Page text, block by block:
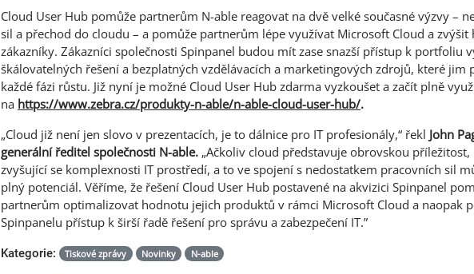
Cloud User Hub pomůže partnerům N-able reagovat na dvě velké současné výzvy –
sil a přechod do cloudu – a pomůže partnerům lépe využívat Microsoft Cloud a
zákazníky. Zákazníci společnosti Spinpanel budou mít zase snazší přístup k portfoliu
škálovatelných řešení a bezplatných vzdělávacích a marketingových zdrojů, které jim
každé fázi růstu. Již nyní je možné Cloud User Hub zdarma vyzkoušet a začít plně
na https://www.zebra.cz/produkty-n-able/n-able-cloud-user-hub/.
„Cloud již není jen slovo v prezentacích, je to dálnice pro IT profesionály,“ řekl John
generální ředitel společnosti N-able. „Ačkoliv cloud představuje obrovskou
zvyšující se komplexnosti IT prostředí, a to ve spojení s nedostatkem pracovních sil
plný potenciál. Věříme, že řešení Cloud User Hub postavené na akvizici Spinpanel
partnerům optimalizovat hodnotu jejich produktů v rámci Microsoft Cloud a naopak
Spinpanelu přístup k širší řadě řešení pro správu a zabezpečení IT.”
Kategorie: Tiskové zprávy Novinky N-able